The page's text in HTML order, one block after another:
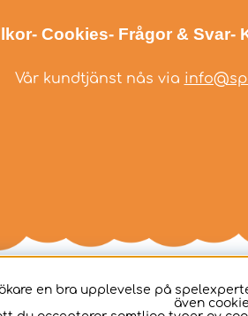
- Cookies- Frågor & Svar-
Vår kundtjänst nås via
en bra upplevelse på
även